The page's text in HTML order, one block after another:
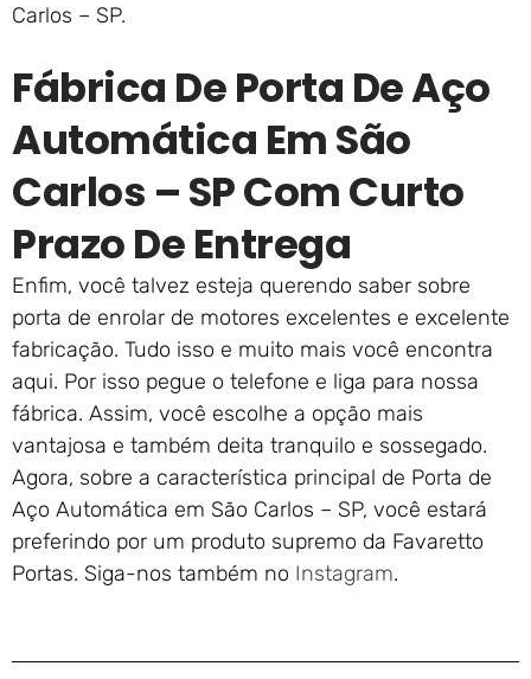
Carlos – SP.
Fábrica De Porta De Aço
Automática Em São
Carlos – SP Com Curto
Prazo De Entrega
Enfim, você talvez esteja querendo saber sobre
porta de enrolar de motores excelentes e excelente
fabricação. Tudo isso e muito mais você encontra
aqui. Por isso pegue o telefone e liga para nossa
fábrica. Assim, você escolhe a opção mais
vantajosa e também deita tranquilo e sossegado.
Agora, sobre a característica principal de Porta de
Aço Automática em São Carlos – SP, você estará
preferindo por um produto supremo da Favaretto
Portas. Siga-nos também no Instagram.